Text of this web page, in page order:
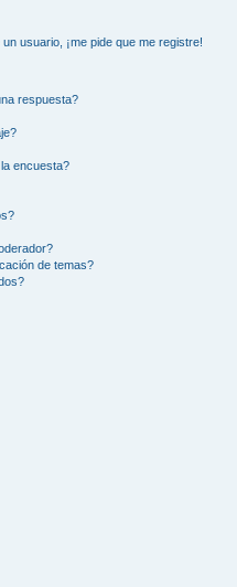
usuario, ¡me pide que me registre!
respuesta?
encuesta?
de temas?